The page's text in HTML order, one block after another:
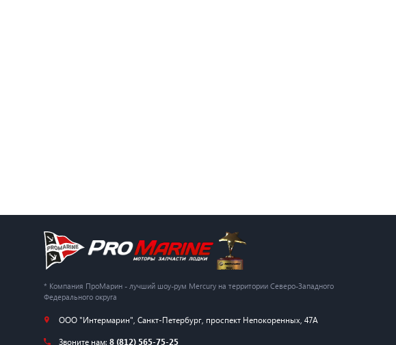
* Компания ПроМарин - лучший шоу-рум Mercury на территории Северо-Западного
Федерального округа
ООО "Интермарин" Санкт-Петербург, проспект Непокоренных, 47А
Звоните нам: 8 (812) 565-75-25